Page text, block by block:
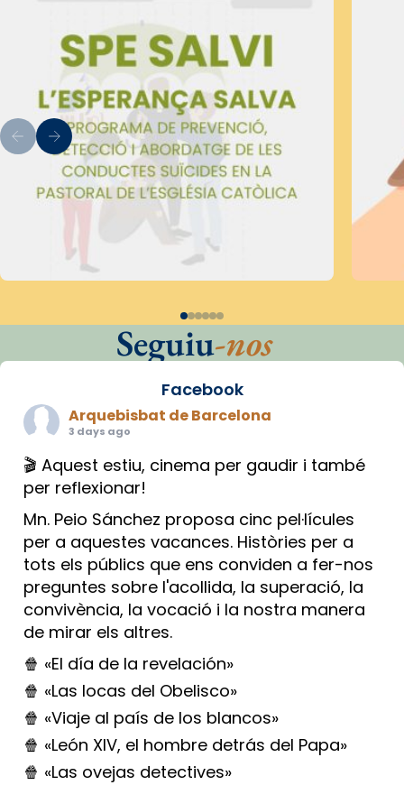
Seguiu-nos
Facebook
Arquebisbat de Barcelona
3 days ago
🎬 Aquest estiu, cinema per gaudir i també
per reflexionar!
Mn. Peio Sánchez proposa cinc pel·lícules
per a aquestes vacances. Històries per a
tots els públics que ens conviden a fer-nos
preguntes sobre l'acollida, la superació, la
convivència, la vocació i la nostra manera
de mirar els altres.
🍿 «El día de la revelación»
🍿 «Las locas del Obelisco»
🍿 «Viaje al país de los blancos»
🍿 «León XIV, el hombre detrás del Papa»
🍿 «Las ovejas detectives»